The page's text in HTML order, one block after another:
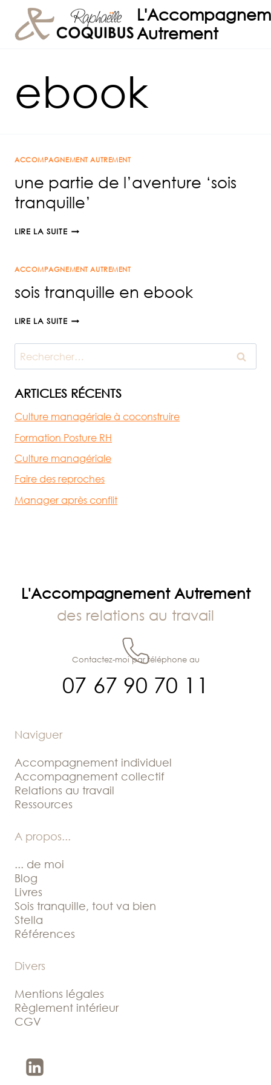
contenu
Autrement
ebook
ACCOMPAGNEMENT AUTREMENT
une partie de l’aventure ‘sois
tranquille’
LIRE LA SUITEUNE
L’AVENTURE
TRANQUILLE’
ACCOMPAGNEMENT AUTREMENT
sois tranquille en ebook
LIRE LA SUITESOIS
EN
EBOOK
Rechercher :
ARTICLES RÉCENTS
Culture managériale à coconstruire
Formation Posture RH
Culture managériale
Faire des reproches
Manager après conflit
L'Accompagnement Autrement
des relations au travail
07 67 90 70 11
Contactez-moi par téléphone au
Naviguer
Accompagnement individuel
Accompagnement collectif
Relations au travail
Ressources
A propos...
... de moi
Blog
Livres
Sois tranquille, tout va bien
Stella
Références
Divers
Mentions légales
Règlement intérieur
CGV